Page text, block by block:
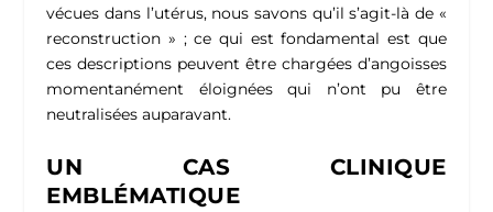
vécues dans l’utérus, nous savons qu’il s’agit-là de «
reconstruction » ; ce qui est fondamental est que
ces descriptions peuvent être chargées d’angoisses
momentanément éloignées qui n’ont pu être
neutralisées auparavant.
UN CAS CLINIQUE
EMBLÉMATIQUE